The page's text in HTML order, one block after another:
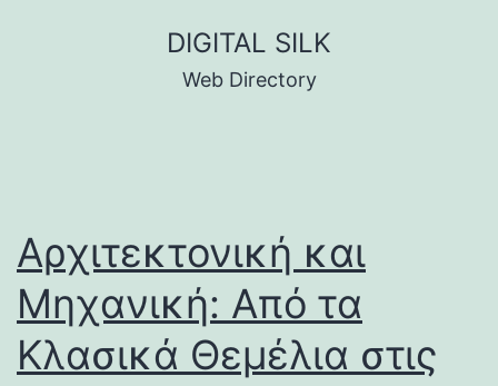
DIGITAL SILK
Web Directory
Αρχιτεκτονική και
Μηχανική: Από τα
Κλασικά Θεμέλια στις